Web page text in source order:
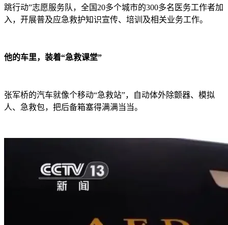
跳行动”志愿服务队，全国20多个城市的300多名医务工作者加
入，开展普及应急救护知识宣传、培训及相关业务工作。
他的车里，装着“急救课堂”
张军桥的汽车就像个移动“急救站”，自动体外除颤器、模拟
人、急救包，把后备箱塞得满满当当。